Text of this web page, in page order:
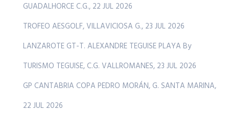
GUADALHORCE C.G., 22 JUL 2026
TROFEO AESGOLF, VILLAVICIOSA G., 23 JUL 2026
LANZAROTE GT-T. ALEXANDRE TEGUISE PLAYA By
TURISMO TEGUISE, C.G. VALLROMANES, 23 JUL 2026
GP CANTABRIA COPA PEDRO MORÁN, G. SANTA MARINA,
22 JUL 2026